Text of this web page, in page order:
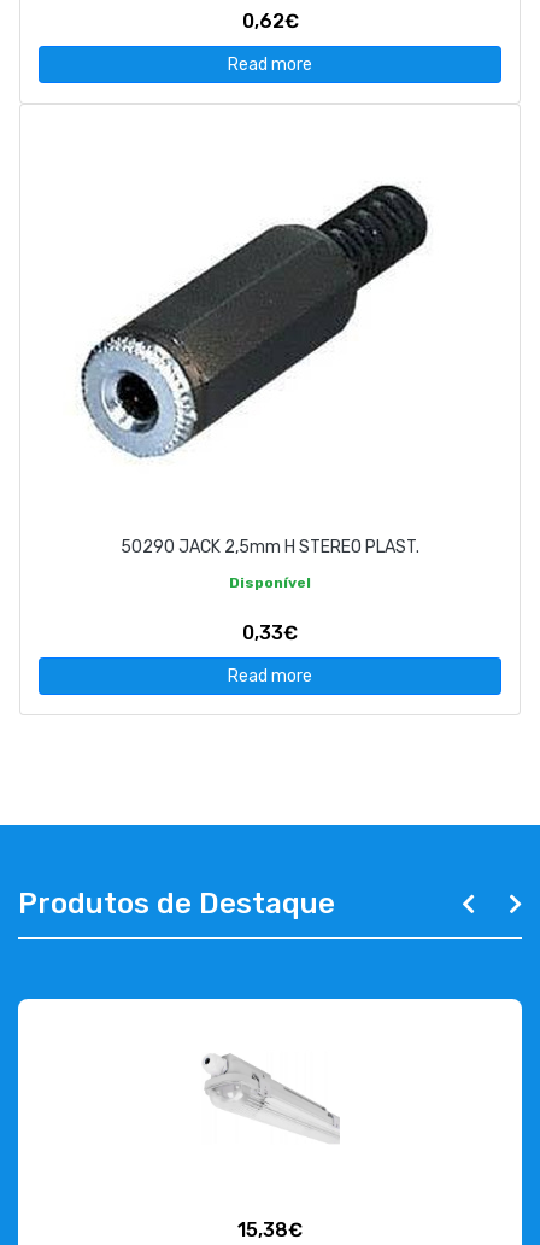
0,62€
Read more
50290 JACK 2,5mm H STEREO PLAST.
Disponível
0,33€
Read more
Produtos de Destaque
15,38€